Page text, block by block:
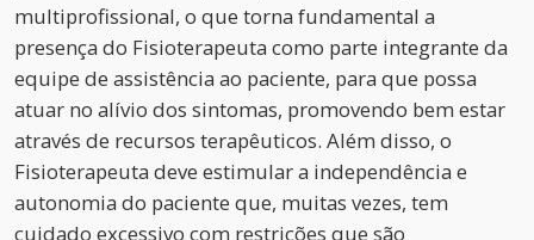
multiprofissional, o que torna fundamental a
presença do Fisioterapeuta como parte integrante da
equipe de assistência ao paciente, para que possa
atuar no alívio dos sintomas, promovendo bem estar
através de recursos terapêuticos. Além disso, o
Fisioterapeuta deve estimular a independência e
autonomia do paciente que, muitas vezes, tem
cuidado excessivo com restrições que são